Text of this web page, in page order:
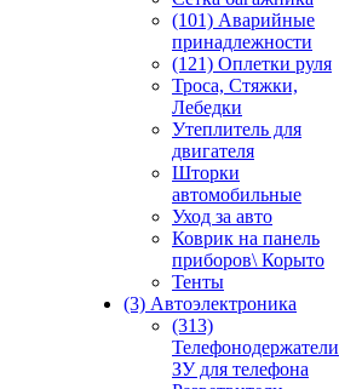
(101) Аварийные
принадлежности
(121) Оплетки руля
Троса, Стяжки,
Лебедки
Утеплитель для
двигателя
Шторки
автомобильные
Уход за авто
Коврик на панель
приборов\ Корыто
Тенты
(3) Автоэлектроника
(313)
Телефонодержатели
ЗУ для телефона